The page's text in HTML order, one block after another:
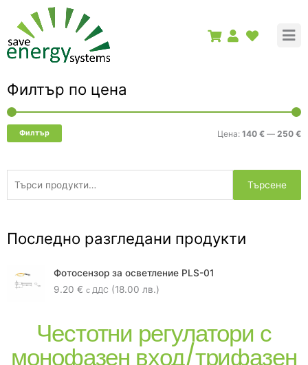
content
Филтър по цена
Филтър Цена: 140 € — 250 €
Търсене
Търсене
Последно разгледани продукти
Фотосензор за осветление PLS-01
9.20€ с ДДС (18.00 лв.)
Честотни регулатори с
монофазен вход/трифазен